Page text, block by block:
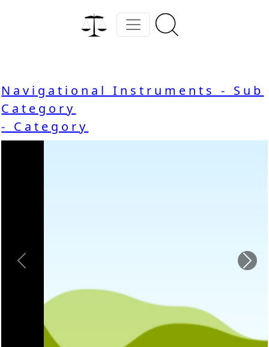
Navigational Instruments - Sub
Category
- Category
Previous